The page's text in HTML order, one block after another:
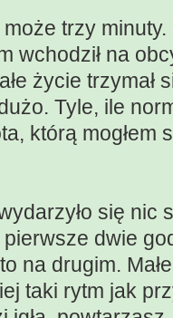
trzy
wchodził na
życie
Tyle, ile
którą mogłem
się nic
dwie
na drugim.
taki rytm jak